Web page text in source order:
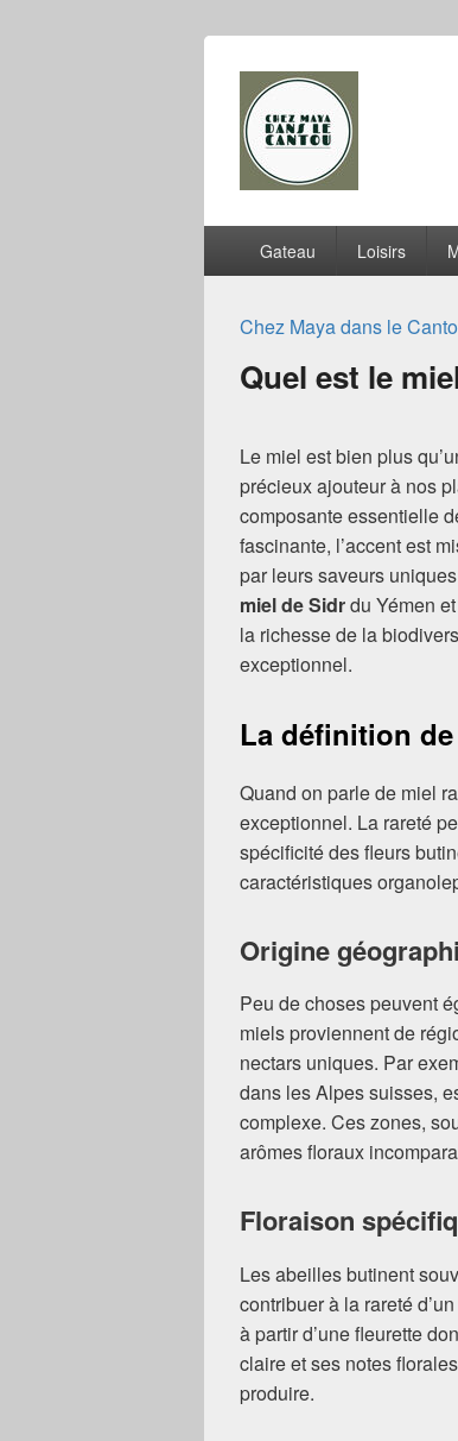
Chez
principalGateau Loisirs
Chez Maya dans le
Quel est le
Le miel est bien plus
précieux ajouteur à nos
composante essentielle
fascinante, l’accent est
par leurs saveurs
miel de Sidrdu Yémen
la richesse de la
exceptionnel.
La définition
Quand on parle de miel
exceptionnel. La rareté
spécificité des fleurs
caractéristiques
Origine
Peu de choses peuvent
miels proviennent de
nectars uniques. Par
dans les Alpes suisses,
complexe. Ces zones,
arômes floraux
Floraison
Les abeilles butinent
contribuer à la rareté
à partir d’une fleurette
claire et ses notes
produire.